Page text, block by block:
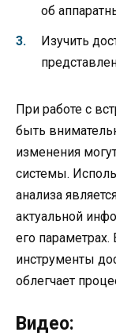
об
Изучить
При работе с
быть
изменения
системы.
анализа
актуальной
его
инструменты
облегчает
Видео: